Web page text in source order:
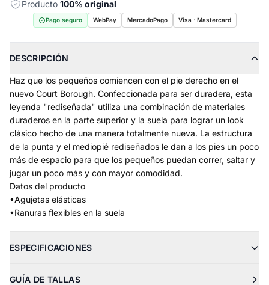
Producto 100% original
Pago seguro WebPay MercadoPago Visa · Mastercard
DESCRIPCIÓN
Haz que los pequeños comiencen con el pie derecho en el
nuevo Court Borough. Confeccionada para ser duradera, esta
leyenda "rediseñada" utiliza una combinación de materiales
duraderos en la parte superior y la suela para lograr un look
clásico hecho de una manera totalmente nueva. La estructura
de la punta y el mediopié rediseñados le dan a los pies un poco
más de espacio para que los pequeños puedan correr, saltar y
jugar un poco más y con mayor comodidad.
Datos del producto
•Agujetas elásticas
•Ranuras flexibles en la suela
ESPECIFICACIONES
GUÍA DE TALLAS